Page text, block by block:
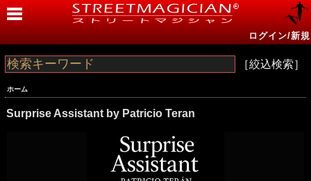
ログイン/新規
［絞込検索］
ホーム
Surprise Assistant by Patricio Teran